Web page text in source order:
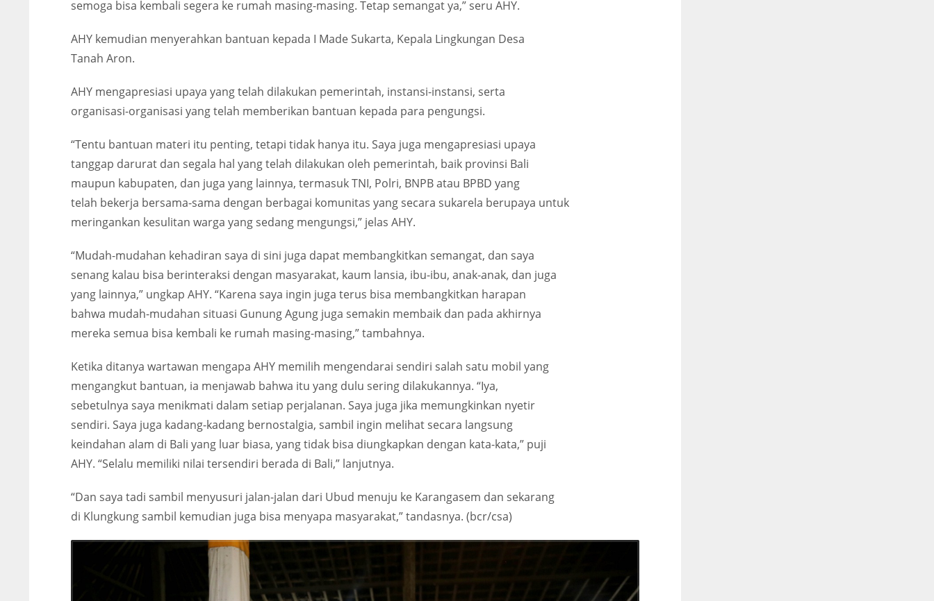
semoga bisa kembali segera ke rumah masing-masing. Tetap semangat ya,” seru AHY.
AHY kemudian menyerahkan bantuan kepada I Made Sukarta, Kepala Lingkungan Desa
Tanah Aron.
AHY mengapresiasi upaya yang telah dilakukan pemerintah, instansi-instansi, serta
organisasi-organisasi yang telah memberikan bantuan kepada para pengungsi.
“Tentu bantuan materi itu penting, tetapi tidak hanya itu. Saya juga mengapresiasi upaya
tanggap darurat dan segala hal yang telah dilakukan oleh pemerintah, baik provinsi Bali
maupun kabupaten, dan juga yang lainnya, termasuk TNI, Polri, BNPB atau BPBD yang
telah bekerja bersama-sama dengan berbagai komunitas yang secara sukarela berupaya untuk
meringankan kesulitan warga yang sedang mengungsi,” jelas AHY.
“Mudah-mudahan kehadiran saya di sini juga dapat membangkitkan semangat, dan saya
senang kalau bisa berinteraksi dengan masyarakat, kaum lansia, ibu-ibu, anak-anak, dan juga
yang lainnya,” ungkap AHY. “Karena saya ingin juga terus bisa membangkitkan harapan
bahwa mudah-mudahan situasi Gunung Agung juga semakin membaik dan pada akhirnya
mereka semua bisa kembali ke rumah masing-masing,” tambahnya.
Ketika ditanya wartawan mengapa AHY memilih mengendarai sendiri salah satu mobil yang
mengangkut bantuan, ia menjawab bahwa itu yang dulu sering dilakukannya. “Iya,
sebetulnya saya menikmati dalam setiap perjalanan. Saya juga jika memungkinkan nyetir
sendiri. Saya juga kadang-kadang bernostalgia, sambil ingin melihat secara langsung
keindahan alam di Bali yang luar biasa, yang tidak bisa diungkapkan dengan kata-kata,” puji
AHY. “Selalu memiliki nilai tersendiri berada di Bali,” lanjutnya.
“Dan saya tadi sambil menyusuri jalan-jalan dari Ubud menuju ke Karangasem dan sekarang
di Klungkung sambil kemudian juga bisa menyapa masyarakat,” tandasnya. (bcr/csa)